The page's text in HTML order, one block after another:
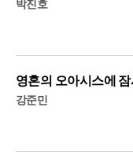
박진호
영혼의 오아시스에
강준민